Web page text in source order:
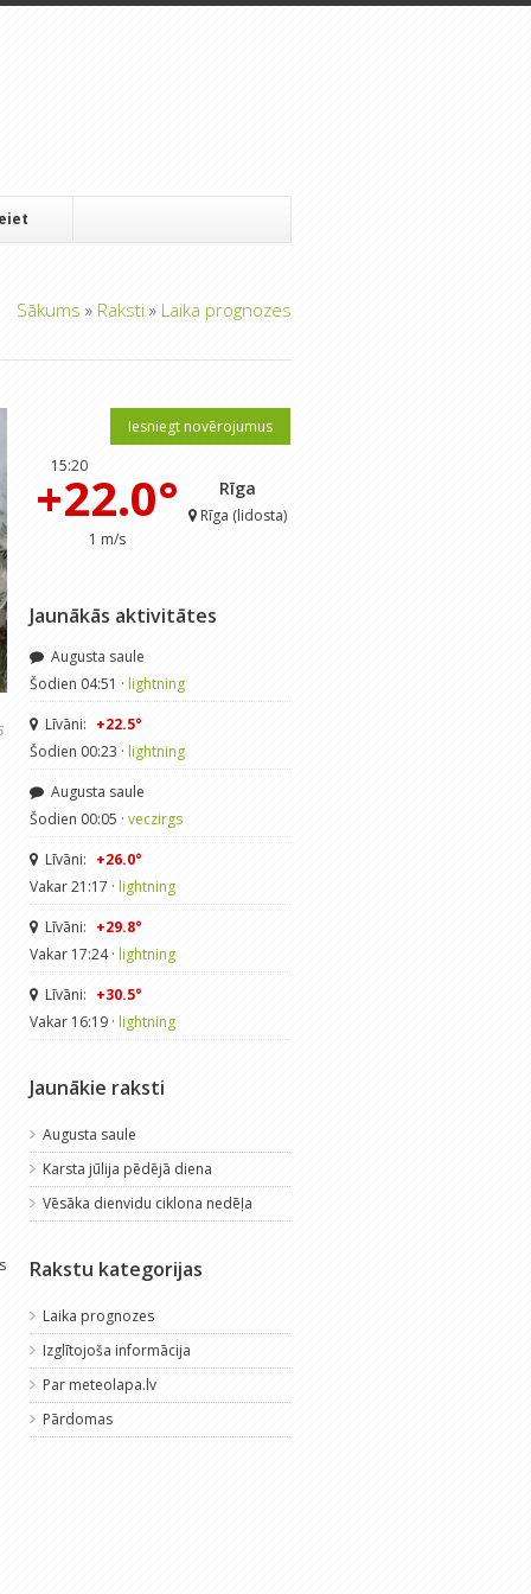
Sākums » Raksti » Laika prognozes
Iesniegt novērojumus
15:20
+22.0°
1 m/s
Rīga
Rīga (lidosta)
Jaunākās aktivitātes
Augusta saule
Šodien 04:51 · lightning
Līvāni: +22.5°
Šodien 00:23 · lightning
Augusta saule
Šodien 00:05 · veczirgs
Līvāni: +26.0°
Vakar 21:17 · lightning
Līvāni: +29.8°
Vakar 17:24 · lightning
Līvāni: +30.5°
Vakar 16:19 · lightning
Jaunākie raksti
Augusta saule
Karsta jūlija pēdējā diena
Vēsāka dienvidu ciklona nedēļa
Rakstu kategorijas
Laika prognozes
Izglītojoša informācija
Par meteolapa.lv
Pārdomas